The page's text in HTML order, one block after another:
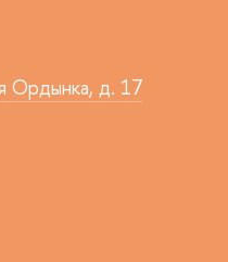
Ордынка, д. 17